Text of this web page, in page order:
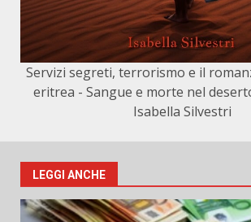
Servizi segreti, terrorismo e il
eritrea - Sangue e morte nel
Isabella Silvestri
LEGGI ANCHE